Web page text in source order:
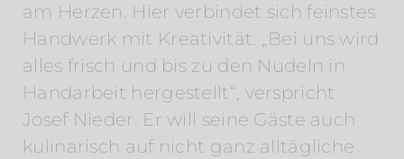
am Herzen. Hier verbindet sich feinstes
Handwerk mit Kreativität. „Bei uns wird
alles frisch und bis zu den Nudeln in
Handarbeit hergestellt“, verspricht
Josef Nieder. Er will seine Gäste auch
kulinarisch auf nicht ganz alltägliche